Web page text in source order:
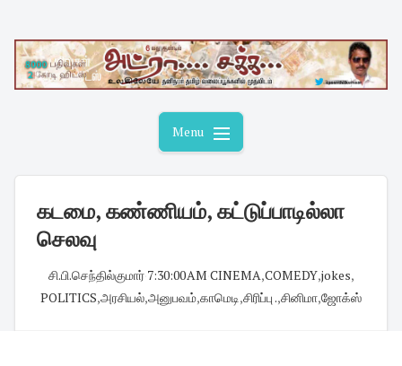
content
Menu
கடமை, கண்ணியம், கட்டுப்பாடில்லா
செலவு
சி.பி.செந்தில்குமார்· 7:30:00 AM CINEMA,COMEDY,jokes,
POLITICS,அரசியல்,அனுபவம்,காமெடி,சிரிப்பு .,சினிமா,ஜோக்ஸ்